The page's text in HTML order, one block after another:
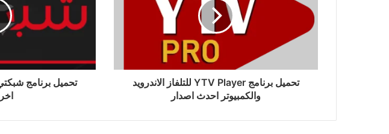
تحميل برنامج YTV Player للتلفاز الاندرويد
والكمبيوتر احدث اصدار